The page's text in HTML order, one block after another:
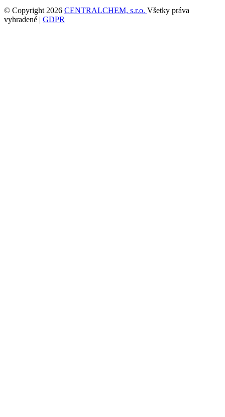
© Copyright 2026 CENTRALCHEM, s.r.o. Všetky práva
vyhradené | GDPR